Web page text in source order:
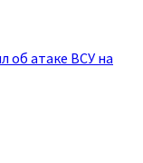
об атаке ВСУ на